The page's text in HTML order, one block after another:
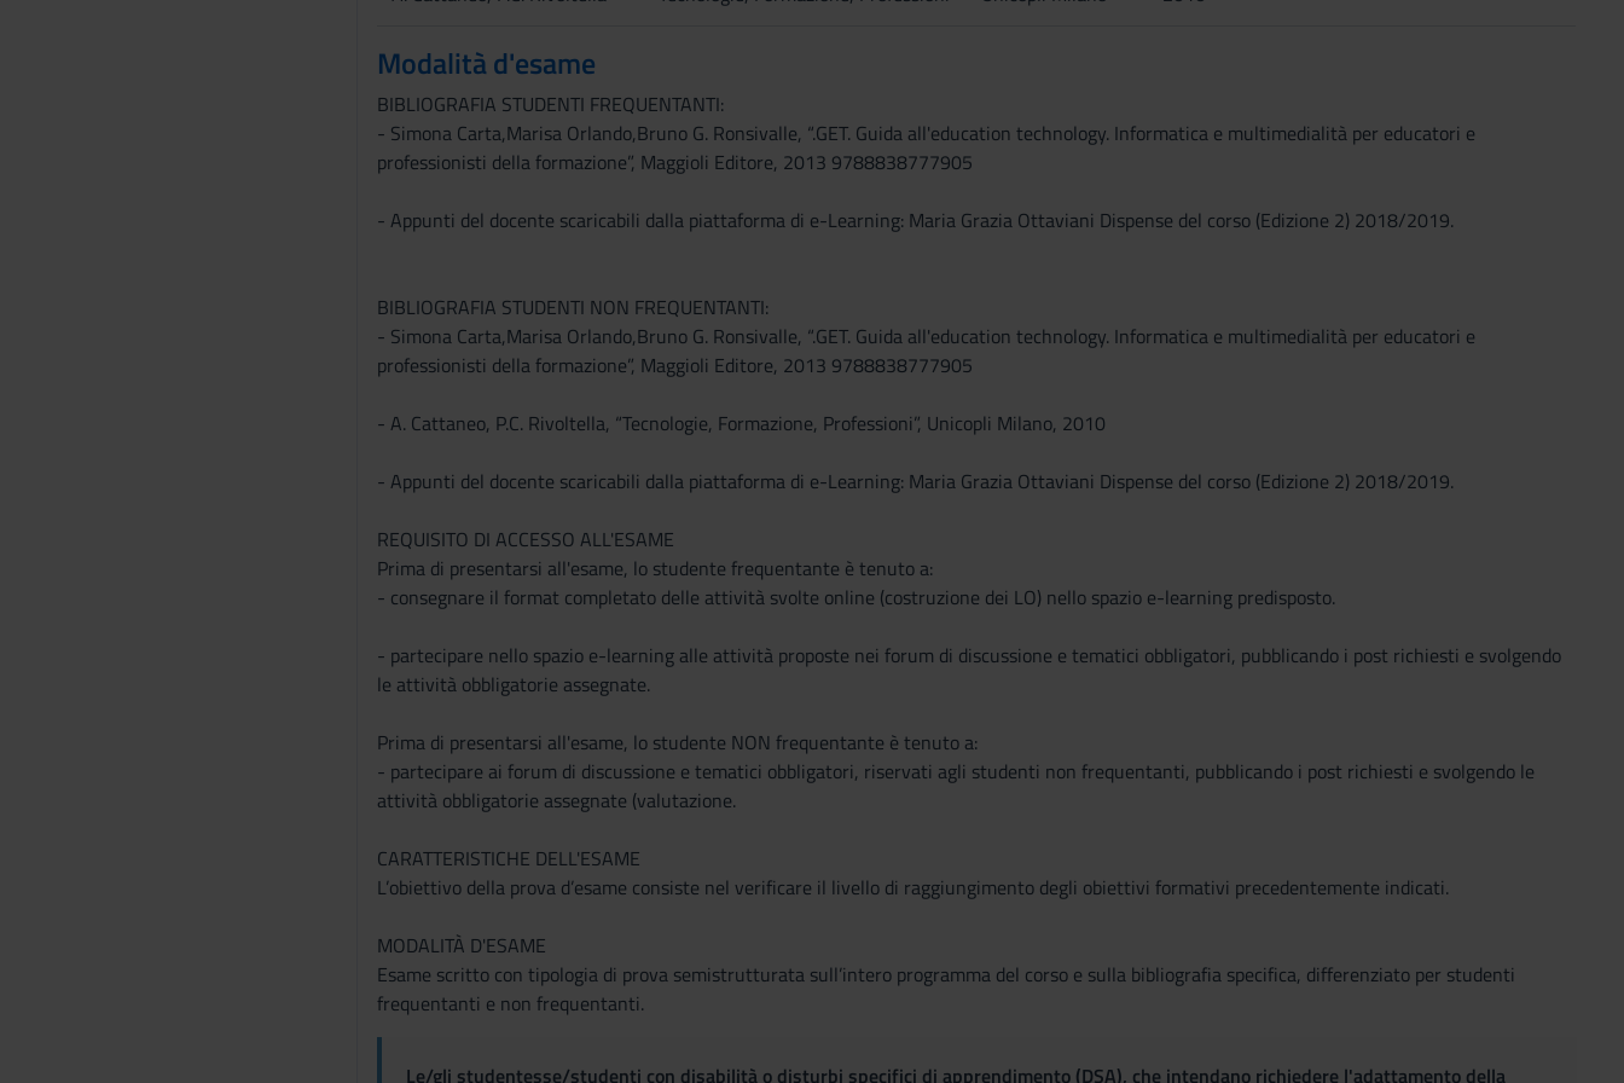
Modalità d'esame
BIBLIOGRAFIA STUDENTI FREQUENTANTI:
- Simona Carta,Marisa Orlando,Bruno G. Ronsivalle, “.GET. Guida all'education technology. Informatica e multimedialità per educatori e
professionisti della formazione”, Maggioli Editore, 2013 9788838777905
- Appunti del docente scaricabili dalla piattaforma di e-Learning: Maria Grazia Ottaviani Dispense del corso (Edizione 2) 2018/2019.
BIBLIOGRAFIA STUDENTI NON FREQUENTANTI:
- Simona Carta,Marisa Orlando,Bruno G. Ronsivalle, “.GET. Guida all'education technology. Informatica e multimedialità per educatori e
professionisti della formazione”, Maggioli Editore, 2013 9788838777905
- A. Cattaneo, P.C. Rivoltella, “Tecnologie, Formazione, Professioni”, Unicopli Milano, 2010
- Appunti del docente scaricabili dalla piattaforma di e-Learning: Maria Grazia Ottaviani Dispense del corso (Edizione 2) 2018/2019.
REQUISITO DI ACCESSO ALL'ESAME
Prima di presentarsi all'esame, lo studente frequentante è tenuto a:
- consegnare il format completato delle attività svolte online (costruzione dei LO) nello spazio e-learning predisposto.
- partecipare nello spazio e-learning alle attività proposte nei forum di discussione e tematici obbligatori, pubblicando i post richiesti e svolgendo
le attività obbligatorie assegnate.
Prima di presentarsi all'esame, lo studente NON frequentante è tenuto a:
- partecipare ai forum di discussione e tematici obbligatori, riservati agli studenti non frequentanti, pubblicando i post richiesti e svolgendo le
attività obbligatorie assegnate (valutazione.
CARATTERISTICHE DELL'ESAME
L’obiettivo della prova d’esame consiste nel verificare il livello di raggiungimento degli obiettivi formativi precedentemente indicati.
MODALITÀ D'ESAME
Esame scritto con tipologia di prova semistrutturata sull’intero programma del corso e sulla bibliografia specifica, differenziato per studenti
frequentanti e non frequentanti.
Le/gli studentesse/studenti con disabilità o disturbi specifici di apprendimento (DSA), che intendano richiedere l'adattamento della